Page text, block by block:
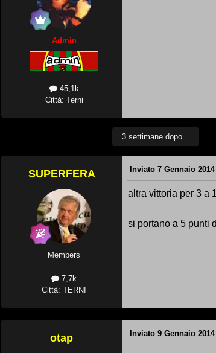
Admin
45,1k
Città: Terni
3 settimane dopo...
SUPERFERA
Members
7,7k
Città: TERNI
Inviato 7 Gennaio 2014
altra vittoria per 3 a
si portano a 5 punti
otap Inviato 9 Gennaio 2014